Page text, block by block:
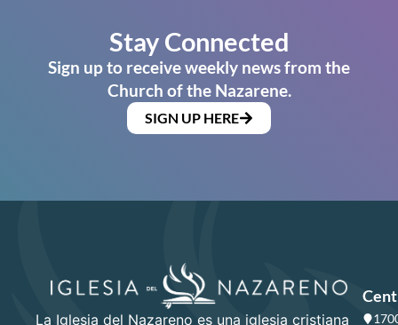
Stay Connected
Sign up to receive weekly news from the
Church of the Nazarene.
SIGN UP HERE
La Iglesia del Nazareno es una iglesia cristiana